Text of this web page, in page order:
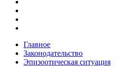
Главное
Законодательство
Эпизоотическая ситуация